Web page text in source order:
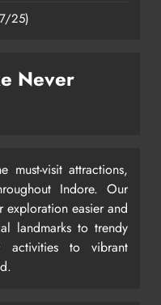
25)
Never
must-visit attractions,
Indore. Our
exploration easier and
landmarks to trendy
activities to vibrant